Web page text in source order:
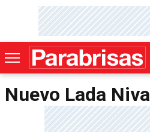
Nuevo Lada Niva